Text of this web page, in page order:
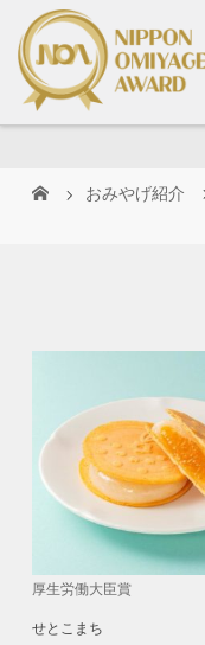
厚生労働大臣賞
せとこまち